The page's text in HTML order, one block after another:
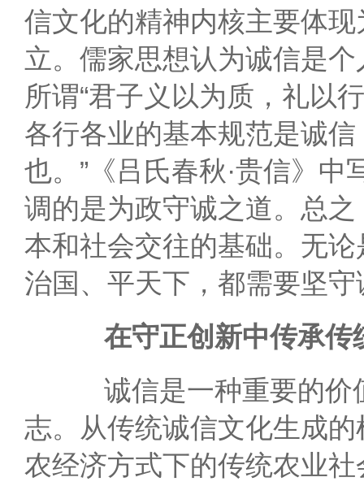
信文化的精神内核主要体
立。儒家思想认为诚信是
所谓“君子义以为质，礼以
各行各业的基本规范是诚
也。”《吕氏春秋·贵信》中
调的是为政守诚之道。总
本和社会交往的基础。无
治国、平天下，都需要坚
在守正创新中传承传
诚信是一种重要的价
志。从传统诚信文化生成
农经济方式下的传统农业